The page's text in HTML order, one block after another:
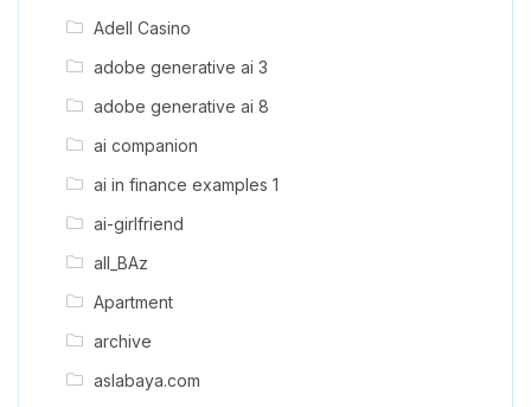
Adell Casino
adobe generative ai 3
adobe generative ai 8
ai companion
ai in finance examples 1
ai-girlfriend
all_BAz
Apartment
archive
aslabaya.com